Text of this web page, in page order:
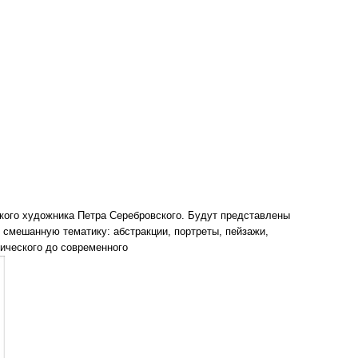
художника Петра Серебровского. Будут представлены
тематику: абстракции, портреты, пейзажи,
до современного